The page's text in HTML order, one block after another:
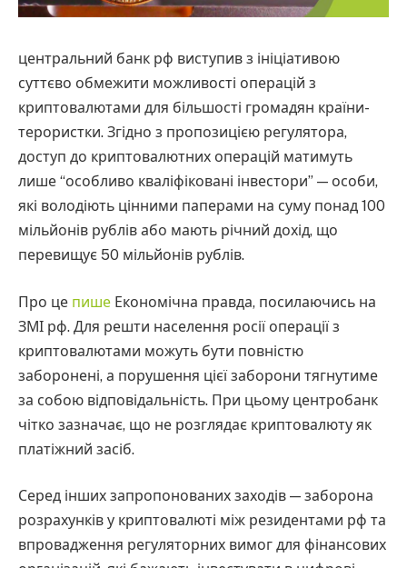
центральний банк рф виступив з ініціативою
суттєво обмежити можливості операцій з
криптовалютами для більшості громадян країни-
терористки. Згідно з пропозицією регулятора,
доступ до криптовалютних операцій матимуть
лише “особливо кваліфіковані інвестори” — особи,
які володіють цінними паперами на суму понад 100
мільйонів рублів або мають річний дохід, що
перевищує 50 мільйонів рублів.
Про це пише Економічна правда, посилаючись на
ЗМІ рф. Для решти населення росії операції з
криптовалютами можуть бути повністю
заборонені, а порушення цієї заборони тягнутиме
за собою відповідальність. При цьому центробанк
чітко зазначає, що не розглядає криптовалюту як
платіжний засіб.
Серед інших запропонованих заходів — заборона
розрахунків у криптовалюті між резидентами рф та
впровадження регуляторних вимог для фінансових